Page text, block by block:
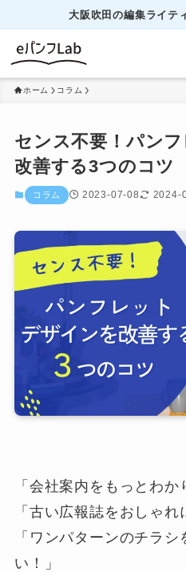
大阪吹田の編集ライテ
ホーム コラム
センス不要！パン
改善する3つのコツ
コラム 2023-07-08 2024-
「会社案内をもっとわか
「古い広報誌をおしゃれ
「ワンパターンのチラ
い！」